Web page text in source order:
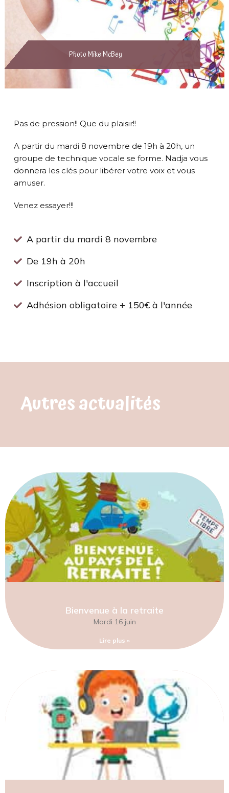
Photo Mike McBey
Pas de pression!! Que du plaisir!!
A partir du mardi 8 novembre de 19h à 20h, un
groupe de technique vocale se forme. Nadja vous
donnera les clés pour libérer votre voix et vous
amuser.
Venez essayer!!!
A partir du mardi 8 novembre
De 19h à 20h
Inscription à l'accueil
Adhésion obligatoire + 150€ à l'année
Autres actualités
Bienvenue à la retraite
Mardi 16 juin
Lire plus »